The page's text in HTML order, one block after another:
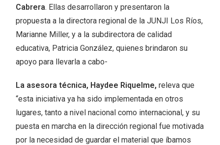
Cabrera. Ellas desarrollaron y presentaron la
propuesta a la directora regional de la JUNJI Los Ríos,
Marianne Miller, y a la subdirectora de calidad
educativa, Patricia González, quienes brindaron su
apoyo para llevarla a cabo-
La asesora técnica, Haydee Riquelme,releva que
“esta iniciativa ya ha sido implementada en otros
lugares, tanto a nivel nacional como internacional, y su
puesta en marcha en la dirección regional fue motivada
por la necesidad de guardar el material que íbamos